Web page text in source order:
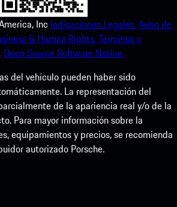
Inc Indicaciones Legales.Aviso de
& Human Rights.Términos y
Open Source Software Notice.
del vehículo pueden haber sido
La representación del
de la apariencia real y/o de la
Para mayor información sobre la
equipamientos y precios, se recomienda
autorizado Porsche.